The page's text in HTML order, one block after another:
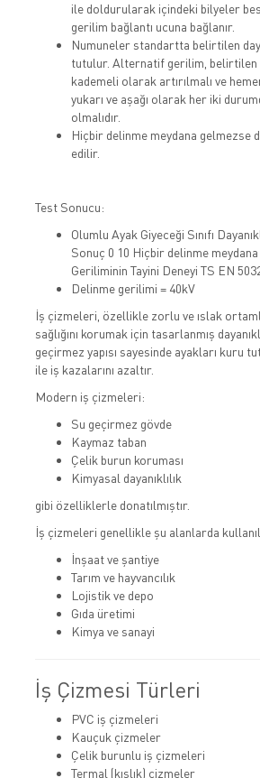
ile doldurularak içindeki bilyeler
gerilim bağlantı ucuna bağlanır.
Numuneler standartta belirtilen
tutulur. Alternatif gerilim, belirtilen
kademeli olarak artırılmalı ve
yukarı ve aşağı olarak her iki
olmalıdır.
Hiçbir delinme meydana gelmezse
edilir.
Test Sonucu:
Olumlu Ayak Giyeceği Sınıfı
Sonuç 0 10 Hiçbir delinme
Geriliminin Tayini Deneyi TS EN
Delinme gerilimi = 40kV
İş çizmeleri, özellikle zorlu ve ıslak
sağlığını korumak için tasarlanmış
geçirmez yapısı sayesinde ayakları kuru
ile iş kazalarını azaltır.
Modern iş çizmeleri:
Su geçirmez gövde
Kaymaz taban
Çelik burun koruması
Kimyasal dayanıklılık
gibi özelliklerle donatılmıştır.
İş çizmeleri genellikle şu alanlarda
İnşaat ve şantiye
Tarım ve hayvancılık
Lojistik ve depo
Gıda üretimi
Kimya ve sanayi
İş Çizmesi Türleri
PVC iş çizmeleri
Kauçuk çizmeler
Çelik burunlu iş çizmeleri
Termal (kışlık) çizmeler